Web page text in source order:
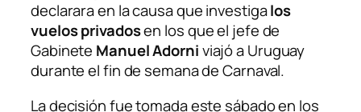
declarara en la causa que investigalos
vuelos privadosen los que el jefe de
Gabinete Manuel Adorniviajó a Uruguay
durante el fin de semana de Carnaval.
La decisión fue tomada este sábado en los